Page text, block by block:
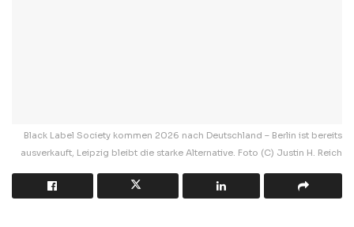
Black Label Society kommen 2026 nach Deutschland – Berlin ist bereits
ausverkauft, Leipzig bleibt die starke Alternative. Foto (C) Justin H. Reich